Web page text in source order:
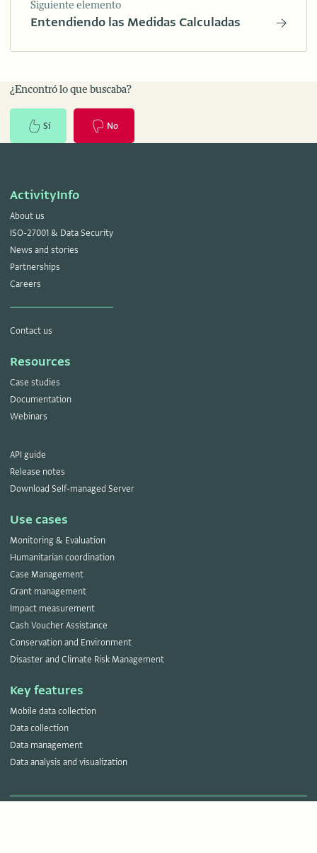
Siguiente elemento
Entendiendo las Medidas Calculadas
¿Encontró lo que buscaba?
Sí No
ActivityInfo
About us
ISO-27001 & Data Security
News and stories
Partnerships
Careers
Contact us
Resources
Case studies
Documentation
Webinars
API guide
Release notes
Download Self-managed Server
Use cases
Monitoring & Evaluation
Humanitarian coordination
Case Management
Grant management
Impact measurement
Cash Voucher Assistance
Conservation and Environment
Disaster and Climate Risk Management
Key features
Mobile data collection
Data collection
Data management
Data analysis and visualization